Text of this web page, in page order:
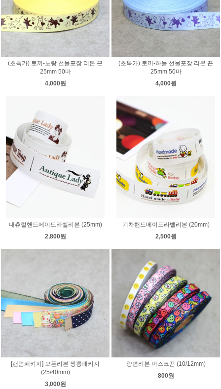
(초특가) 토끼-노랑 선물포장 리본 끈
25mm 50마
4,000원
(초특가) 토끼-하늘 선물포장 리본 끈
25mm 50마
4,000원
내츄럴핸드메이드라벨리본 (25mm)
2,800원
기차핸드메이드라벨리본 (20mm)
2,500원
[랜덤패키지] 모든리본 짱뽕패키지
(25/40mm)
3,000원
양면리본 마스크끈 (10/12mm)
800원